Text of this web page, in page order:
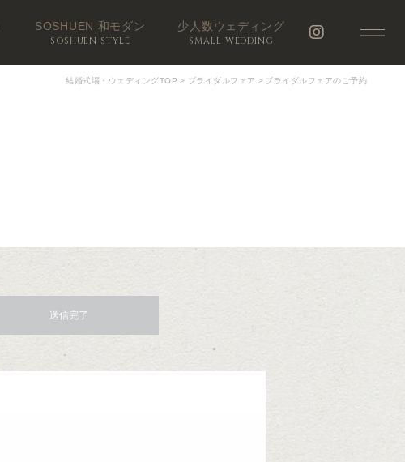
SOSHUEN 和モダン
SOSHUEN STYLE
少人数ウェディング
SMALL WEDDING
結婚式場・ウェディングTOP > ブライダルフェア > ブライダルフェアのご予約
送信完了